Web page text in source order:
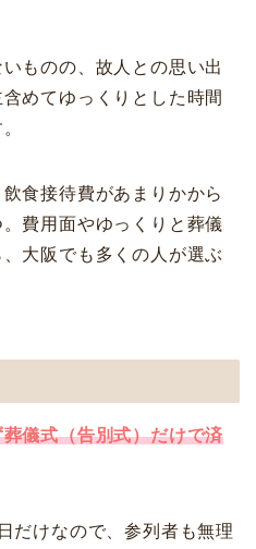
ものの、故人との思い出
めてゆっくりとした時間
食接待費があまりかから
費用面やゆっくりと葬儀
大阪でも多くの人が選ぶ
儀式（告別式）だけで済
だけなので、参列者も無理